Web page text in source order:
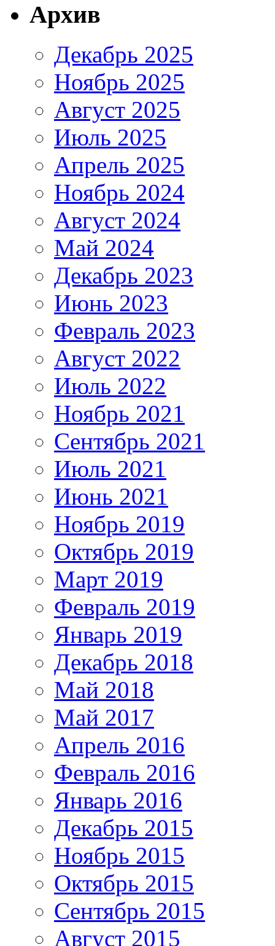
Архив
Декабрь 2025
Ноябрь 2025
Август 2025
Июль 2025
Апрель 2025
Ноябрь 2024
Август 2024
Май 2024
Декабрь 2023
Июнь 2023
Февраль 2023
Август 2022
Июль 2022
Ноябрь 2021
Сентябрь 2021
Июль 2021
Июнь 2021
Ноябрь 2019
Октябрь 2019
Март 2019
Февраль 2019
Январь 2019
Декабрь 2018
Май 2018
Май 2017
Апрель 2016
Февраль 2016
Январь 2016
Декабрь 2015
Ноябрь 2015
Октябрь 2015
Сентябрь 2015
Август 2015